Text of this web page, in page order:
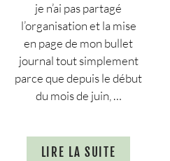
je n’ai pas partagé
l’organisation et la mise
en page de mon bullet
journal tout simplement
parce que depuis le début
du mois de juin, …
LIRE LA SUITE